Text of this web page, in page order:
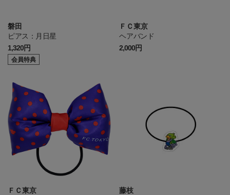
磐田
ピアス：月日星
1,320円
会員特典
ＦＣ東京
ヘアバンド
2,000円
ＦＣ東京
藤枝